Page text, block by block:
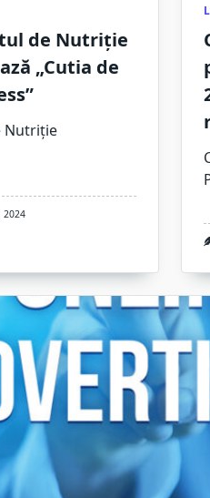
de Nutriție
„Cutia de
Nutriție
2024